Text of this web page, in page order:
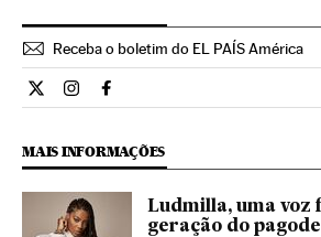
Receba o boletim do EL PAÍS América
Cultura El País Brasil en Twitter
Cultura El País Brasil en Instagram
Cultura El País Brasil en
MAIS INFORMAÇÕES
Ludmilla, uma voz
geração do pagode